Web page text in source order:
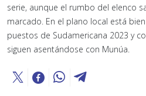
serie, aunque el rumbo del elenco
marcado. En el plano local está
puestos de Sudamericana 2023 y
siguen asentándose con Munúa.